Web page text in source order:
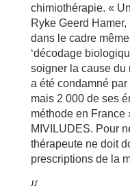
chimiothérapie. «
Ryke Geerd Hamer,
dans le cadre
‘décodage
soigner la cause du
a été condamné par
mais 2 000 de ses
méthode en France
MIVILUDES. Pour
thérapeute ne doit
prescriptions de la